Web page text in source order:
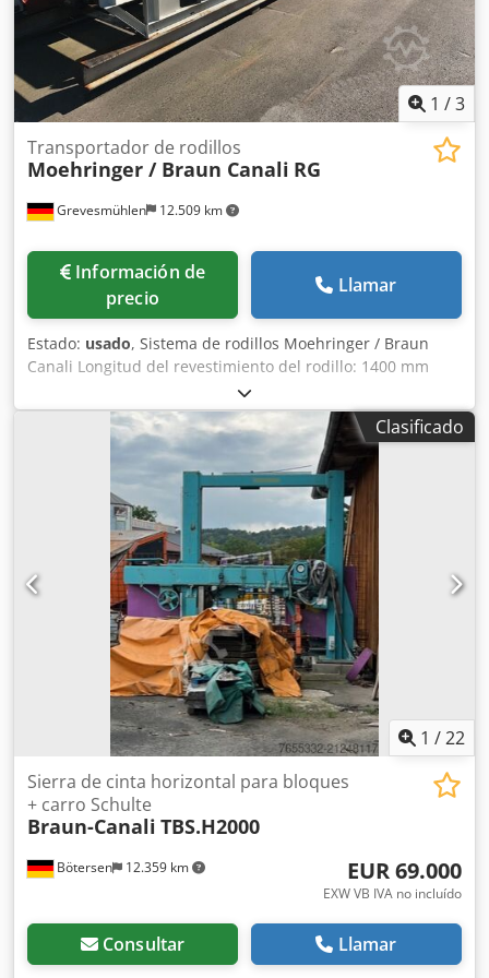
1 /3
Grevesmühlen 12.509 km
Transportador de rodillos
Moehringer / Braun Canali RG
Información de
precio
Llamar
Estado: usado, Sistema de rodillos Moehringer / Braun
Canali Longitud del revestimiento del rodillo: 1400 mm
Distancia entre rodillos: 700 mm Longitud total:
aproximadamente 11000 mm Csdpfjdffnhex Alnorf
Clasificado
1 /22
Bötersen 12.359 km
Sierra de cinta horizontal para bloques
+ carro Schulte
Braun-Canali TBS.H2000
EUR 69.000
EXW VB IVA no incluído
Consultar Llamar